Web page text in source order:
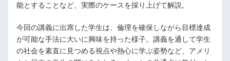
能とすることなど、実際のケースを採り上げて解説。
今回の講義に出席した学生は、倫理を確保しながら目標達成
が可能な手法に大いに興味を持った様子。講義を通して学生
の社会を素直に見つめる視点や熱心に学ぶ姿勢など、アメリ